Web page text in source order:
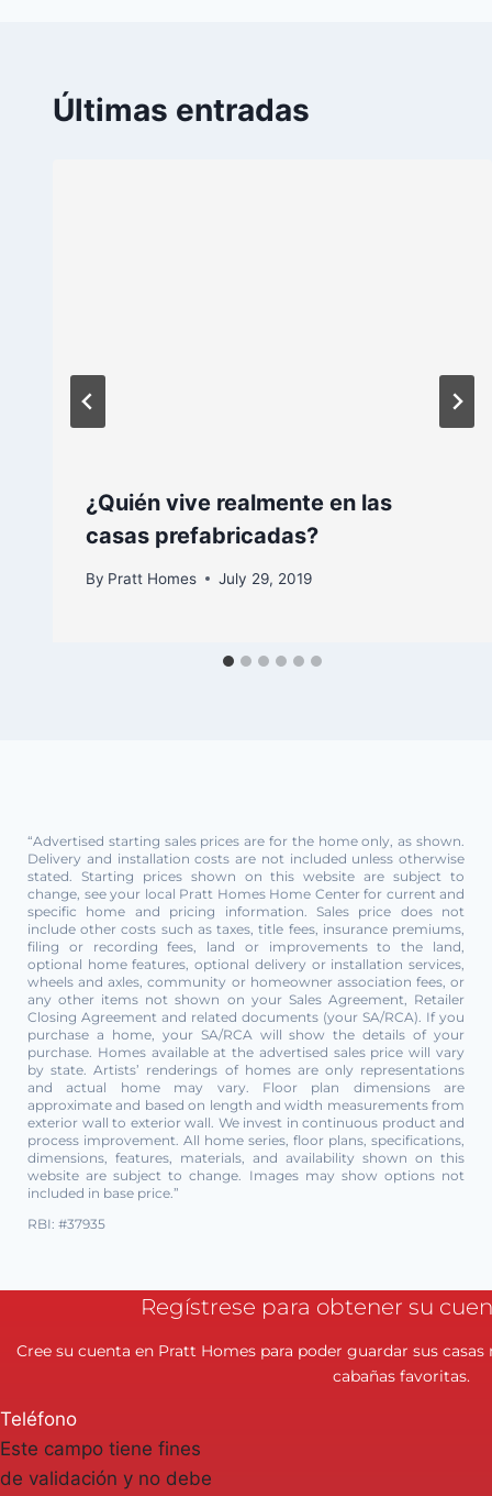
Últimas entradas
¿Quién vive realmente en las
casas prefabricadas?
By Pratt Homes July 29, 2019
“Advertised starting sales prices are for the home only, as shown.
Delivery and installation costs are not included unless otherwise
stated. Starting prices shown on this website are subject to
change, see your local Pratt Homes Home Center for current and
specific home and pricing information. Sales price does not
include other costs such as taxes, title fees, insurance premiums,
filing or recording fees, land or improvements to the land,
optional home features, optional delivery or installation services,
wheels and axles, community or homeowner association fees, or
any other items not shown on your Sales Agreement, Retailer
Closing Agreement and related documents (your SA/RCA). If you
purchase a home, your SA/RCA will show the details of your
purchase. Homes available at the advertised sales price will vary
by state. Artists’ renderings of homes are only representations
and actual home may vary. Floor plan dimensions are
approximate and based on length and width measurements from
exterior wall to exterior wall. We invest in continuous product and
process improvement. All home series, floor plans, specifications,
dimensions, features, materials, and availability shown on this
website are subject to change. Images may show options not
included in base price.”
RBI: #37935
Regístrese para obtener su
Cree su cuenta en Pratt Homes para poder guardar sus
cabañas favoritas.
Teléfono
Este campo tiene fines
de validación y no debe